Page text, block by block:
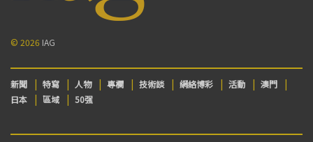
© 2026 IAG
新聞 特寫 人物 專欄 技術談 網絡博彩 活動
澳門
日本
區域 50强